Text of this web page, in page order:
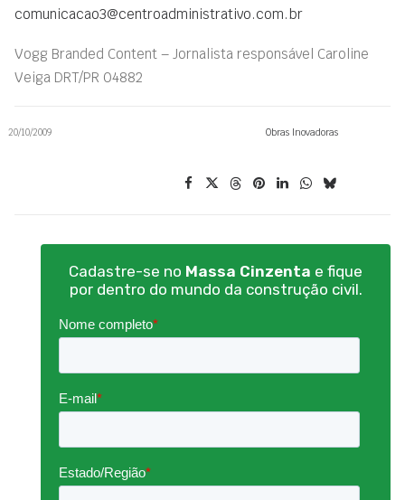
comunicacao3@centroadministrativo.com.br
Vogg Branded Content – Jornalista responsável Caroline
Veiga DRT/PR 04882
20/10/2009 Obras Inovadoras
Cadastre-se no Massa Cinzenta e fique
por dentro do mundo da construção civil.